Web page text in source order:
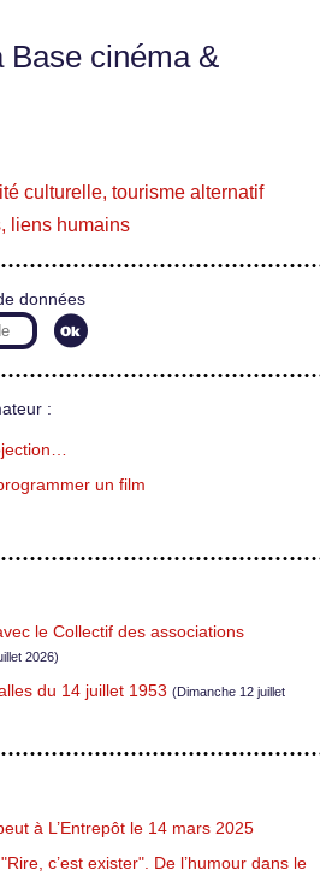
Base cinéma &
culturelle, tourisme alternatif
liens humains
données
:
un film
le Collectif des associations
2026)
du 14 juillet 1953 (Dimanche 12 juillet
à L’Entrepôt le 14 mars 2025
c’est exister". De l’humour dans le